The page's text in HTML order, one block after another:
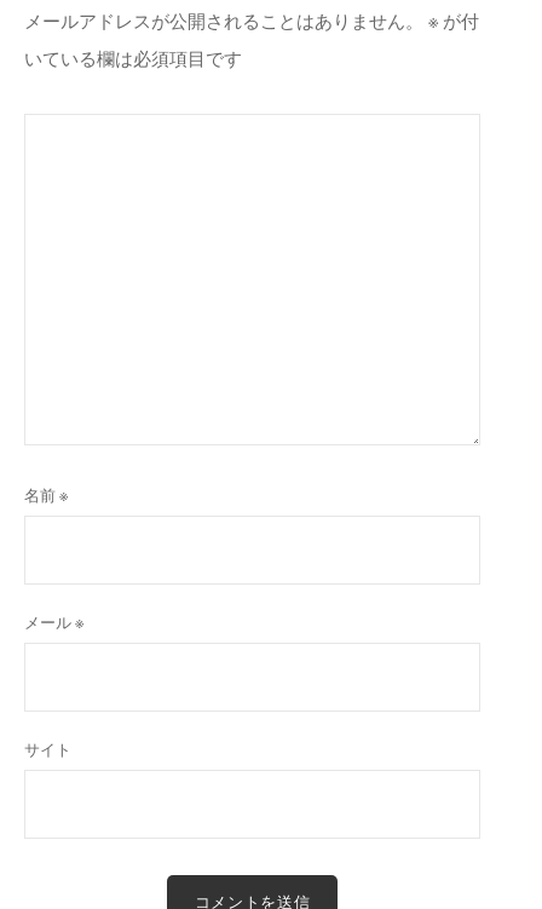
ョ
ン
メールアドレスが公開されることはありません。 ※ が付
いている欄は必須項目です
名前※
メール※
サイト